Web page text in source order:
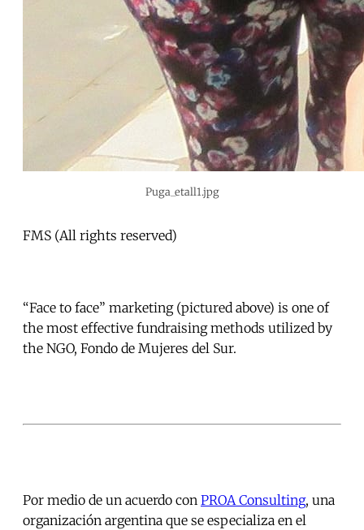
Puga_etall1.jpg
FMS (All rights reserved)
“Face to face” marketing (pictured above) is one of
the most effective fundraising methods utilized by
the NGO, Fondo de Mujeres del Sur.
Por medio de un acuerdo con PROA Consulting, una
organización argentina que se especializa en el